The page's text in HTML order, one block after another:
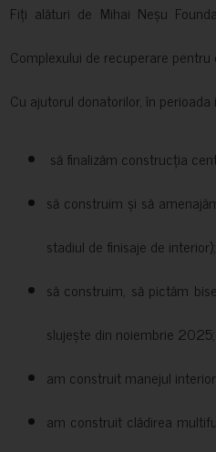
Sfântul Nectarie
Sfântul Nectarie
Fiți alături de Mihai Neșu
Complexului de recuperare
Cu ajutorul donatorilor, în
să finalizăm construcția
să construim și să
stadiul de finisaje de interior);
să construim, să pictăm
slujește din noiembrie 2025;
am construit manejul
am construit clădirea